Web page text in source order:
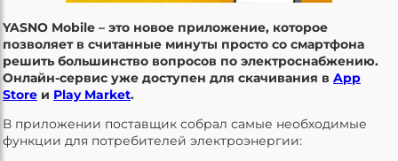
YASNO Mobile – это новое приложение, которое
позволяет в считанные минуты просто со смартфона
решить большинство вопросов по электроснабжению.
Онлайн-сервис уже доступен для скачивания в App
Store и Play Market.
В приложении поставщик собрал самые необходимые
функции для потребителей электроэнергии: